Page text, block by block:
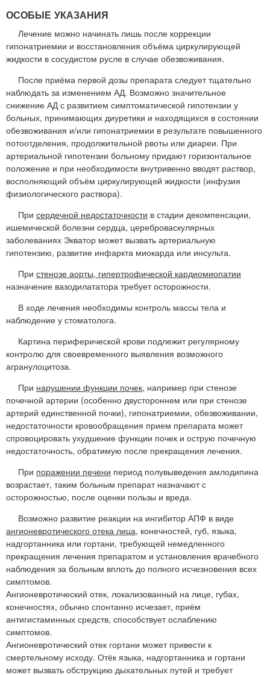
ОСОБЫЕ УКАЗАНИЯ
Лечение можно начинать лишь после коррекции
гипонатриемии и восстановления объёма циркулирующей
жидкости в сосудистом русле в случае обезвоживания.
После приёма первой дозы препарата следует тщательно
наблюдать за изменением АД. Возможно значительное
снижение АД с развитием симптоматической гипотензии у
больных, принимающих диуретики и находящихся в состоянии
обезвоживания и/или гипонатриемии в результате повышенного
потоотделения, продолжительной рвоты или диареи. При
артериальной гипотензии больному придают горизонтальное
положение и при необходимости внутривенно вводят раствор,
восполняющий объём циркулирующей жидкости (инфузия
физиологического раствора).
При сердечной недостаточности в стадии декомпенсации,
ишемической болезни сердца, цереброваскулярных
заболеваниях Экватор может вызвать артериальную
гипотензию, развитие инфаркта миокарда или инсульта.
При стенозе аорты, гипертрофической кардиомиопатии
назначение вазодилататора требует осторожности.
В ходе лечения необходимы контроль массы тела и
наблюдение у стоматолога.
Картина периферической крови подлежит регулярному
контролю для своевременного выявления возможного
агранулоцитоза.
При нарушении функции почек, например при стенозе
почечной артерии (особенно двустороннем или при стенозе
артерий единственной почки), гипонатриемии, обезвоживании,
недостаточности кровообращения прием препарата может
спровоцировать ухудшение функции почек и острую почечную
недостаточность, обратимую после прекращения лечения.
При поражении печени период полувыведения амлодипина
возрастает, таким больным препарат назначают с
осторожностью, после оценки пользы и вреда.
Возможно развитие реакции на ингибитор АПФ в виде
ангионевротического отека лица, конечностей, губ, языка,
надгортанника или гортани, требующей немедленного
прекращения лечения препаратом и установления врачебного
наблюдения за больным вплоть до полного исчезновения всех
симптомов.
Ангионевротический отек, локализованный на лице, губах,
конечностях, обычно спонтанно исчезает, приём
антигистаминных средств, способствует ослаблению
симптомов.
Ангионевротический отек гортани может привести к
смертельному исходу. Отёк языка, надгортанника и гортани
может вызвать обструкцию дыхательных путей и требует